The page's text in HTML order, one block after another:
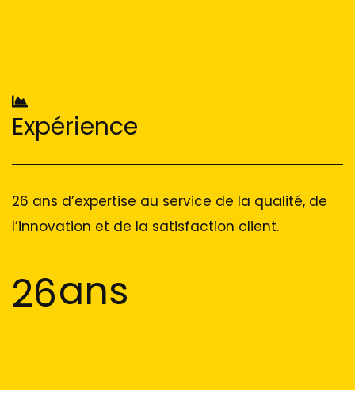
Expérience
26 ans d’expertise au service de la qualité, de
l’innovation et de la satisfaction client.
26ans